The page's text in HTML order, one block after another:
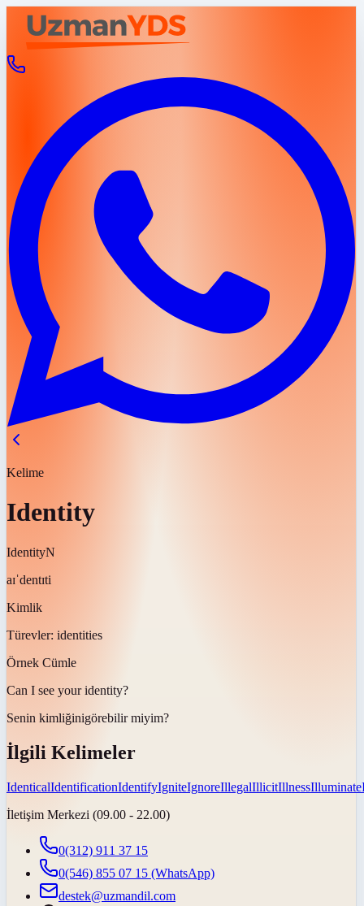
Kelime
Identity
IdentityN
aɪˈdentɪti
Kimlik
Türevler: identities
Örnek Cümle
Can I see your identity?
Senin kimliğinigörebilir miyim?
İlgili Kelimeler
IdenticalIdentificationIdentifyIgniteIgnoreIllegalIllicitIllnessIlluminate
İletişim Merkezi (09.00 - 22.00)
0(312) 911 37 15
0(546) 855 07 15 (WhatsApp)
destek@uzmandil.com